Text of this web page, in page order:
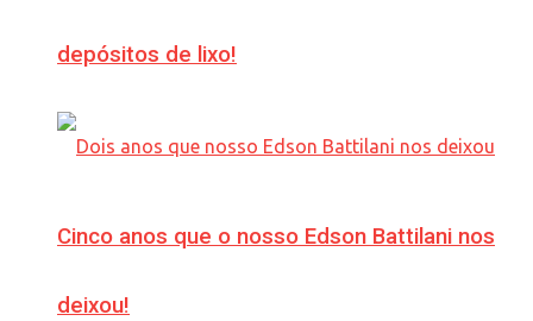
depósitos de lixo!
Cinco anos que o nosso Edson Battilani nos
deixou!